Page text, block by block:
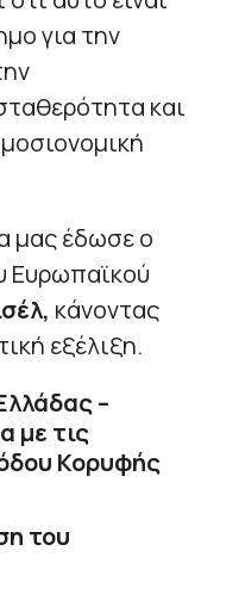
για την
και
μας έδωσε ο
Ευρωπαϊκού
κάνοντας
εξέλιξη.
–
με τις
Κορυφής
του